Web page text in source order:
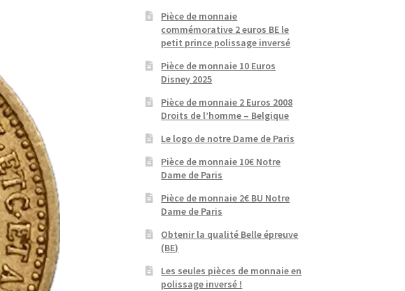
Pièce de monnaie
commémorative 2 euros BE le
petit prince polissage inversé
Pièce de monnaie 10 Euros
Disney 2025
Pièce de monnaie 2 Euros 2008
Droits de l’homme – Belgique
Le logo de notre Dame de Paris
Pièce de monnaie 10€ Notre
Dame de Paris
Pièce de monnaie 2€ BU Notre
Dame de Paris
Obtenir la qualité Belle épreuve
(BE)
Les seules pièces de monnaie en
polissage inversé !